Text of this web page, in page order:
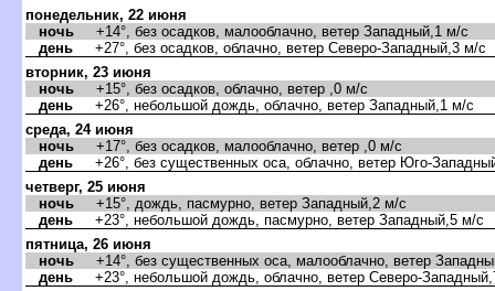
понедельник, 22 июня
ночь +14°, без осадков, малооблачно, ветер Западный,1 м/с
день +27°, без осадков, облачно, ветер Северо-Западный,3 м/с
торник, 23 июня
ночь +15°, без осадков, облачно, ветер ,0 м/с
день +26°, небольшой дождь, облачно, ветер Западный,1 м/с
среда, 24 июня
ночь +17°, без осадков, малооблачно, ветер ,0 м/с
день +26°, без существенных оса, облачно, ветер Юго-
четверг, 25 июня
ночь +15°, дождь, пасмурно, ветер Западный,2 м/с
день +23°, небольшой дождь, пасмурно, ветер Западный,5 м/с
пятница, 26 июня
ночь +14°, без существенных оса, малооблачно, ветер
день +23°, небольшой дождь, облачно, ветер Северо-